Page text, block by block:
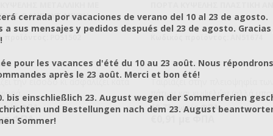
ΟΔΗΓΟΎΣ ΜΙΚΡΉ
PO51502
την είσοδο κι ασφαλίζει κατά
ΦΠΑ
ΦΠΑ
πάτων και κυψελών (αλλά
να τις κόψετε εάν έχετε πιο
εισόδους στις κυψέλες σας).
€0,73 χωρίς ΦΠΑ
cerrada por vacaciones de verano del 10 al 23 de agosto.
a sus mensajes y pedidos después del 23 de agosto.
pour les vacances d'été du 10 au 23 août. Nous
après le 23 août. Merci et bon été!
bis einschließlich 23. August wegen der Sommerferien
und Bestellungen nach dem 23. August
Sommer!